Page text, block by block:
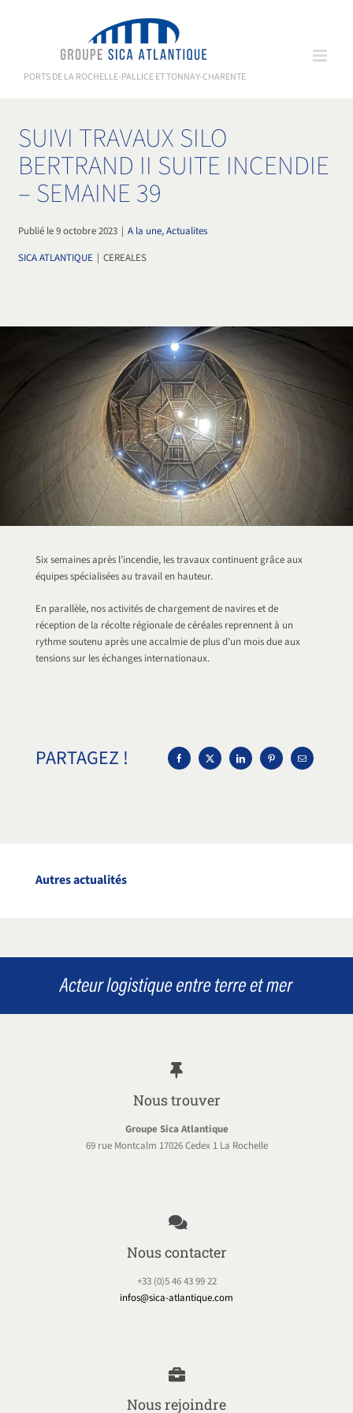
PORTS DE LA ROCHELLE-PALLICE ET TONNAY-CHARENTE
SUIVI TRAVAUX SILO
BERTRAND II SUITE INCENDIE
– SEMAINE 39
Publié le 9 octobre 2023 | A la une, Actualites
SICA ATLANTIQUE | CEREALES
Six semaines après l’incendie, les travaux continuent grâce aux
équipes spécialisées au travail en hauteur.
En parallèle, nos activités de chargement de navires et de
réception de la récolte régionale de céréales reprennent à un
rythme soutenu après une accalmie de plus d’un mois due aux
tensions sur les échanges internationaux.
PARTAGEZ !
Autres actualités
Nous trouver
Groupe Sica Atlantique
69 rue Montcalm 17026 Cedex 1 La Rochelle
Nous contacter
+33 (0)5 46 43 99 22
infos@sica-atlantique.com
Nous rejoindre